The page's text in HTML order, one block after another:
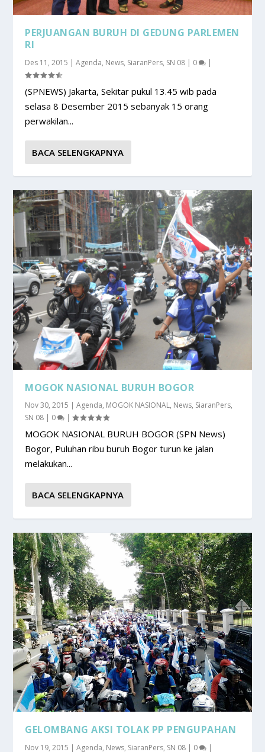
PERJUANGAN BURUH DI GEDUNG PARLEMEN
RI
Des 11, 2015 |Agenda, News, SiaranPers, SN 08 | 0 |
(SPNEWS) Jakarta, Sekitar pukul 13.45 wib pada
selasa 8 Desember 2015 sebanyak 15 orang
perwakilan...
BACA SELENGKAPNYA
MOGOK NASIONAL BURUH BOGOR
Nov 30, 2015 |Agenda, MOGOK NASIONAL, News, SiaranPers,
SN 08 | 0 |
MOGOK NASIONAL BURUH BOGOR (SPN News)
Bogor, Puluhan ribu buruh Bogor turun ke jalan
melakukan...
BACA SELENGKAPNYA
GELOMBANG AKSI TOLAK PP PENGUPAHAN
Nov 19, 2015 |Agenda, News, SiaranPers, SN 08 | 0 |